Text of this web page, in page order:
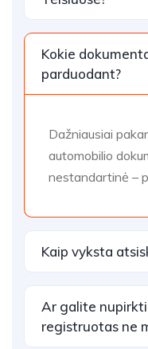
Kokie
parduodant?
Dažniausiai
automobilio
nestandartinė –
Kaip vyksta
Ar galite
registruotas ne